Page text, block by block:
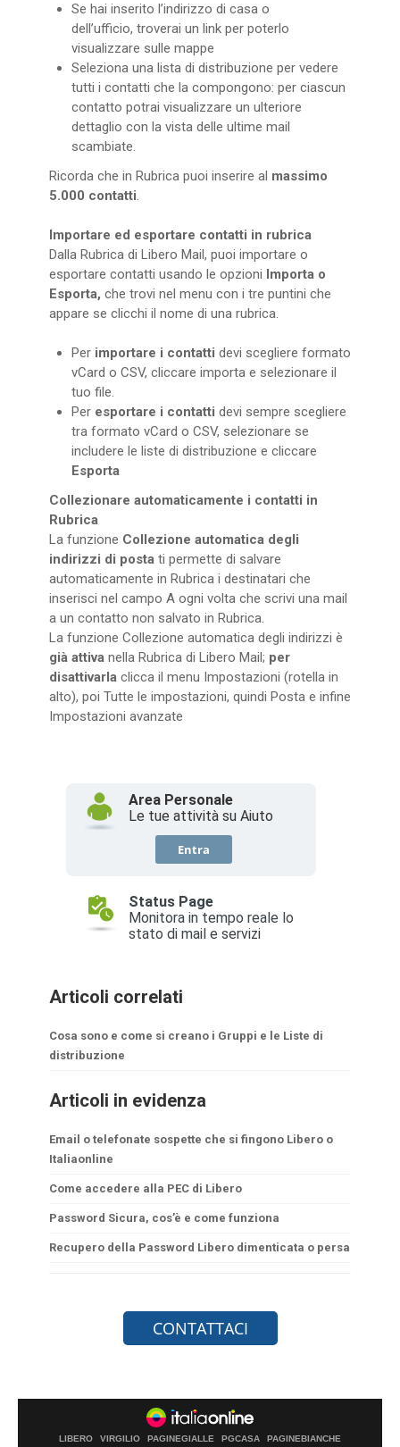
Se hai inserito l’indirizzo di casa o
dell’ufficio, troverai un link per poterlo
visualizzare sulle mappe
Seleziona una lista di distribuzione per vedere
tutti i contatti che la compongono: per ciascun
contatto potrai visualizzare un ulteriore
dettaglio con la vista delle ultime mail
scambiate.
Ricorda che in Rubrica puoi inserire al massimo
5.000 contatti.
Importare ed esportare contatti in rubrica
Dalla Rubrica di Libero Mail, puoi importare o
esportare contatti usando le opzioni Importa o
Esporta, che trovi nel menu con i tre puntini che
appare se clicchi il nome di una rubrica.
Per importare i contatti devi scegliere formato
vCard o CSV, cliccare importa e selezionare il
tuo file.
Per esportare i contatti devi sempre scegliere
tra formato vCard o CSV, selezionare se
includere le liste di distribuzione e cliccare
Esporta
Collezionare automaticamente i contatti in
Rubrica
La funzione Collezione automatica degli
indirizzi di posta ti permette di salvare
automaticamente in Rubrica i destinatari che
inserisci nel campo A ogni volta che scrivi una mail
a un contatto non salvato in Rubrica.
La funzione Collezione automatica degli indirizzi è
già attiva nella Rubrica di Libero Mail; per
disattivarla clicca il menu Impostazioni (rotella in
alto), poi Tutte le impostazioni, quindi Posta e infine
Impostazioni avanzate
Articoli correlati
Cosa sono e come si creano i Gruppi e le Liste di
distribuzione
Articoli in evidenza
Email o telefonate sospette che si fingono Libero o
Italiaonline
Come accedere alla PEC di Libero
Password Sicura, cos’è e come funziona
Recupero della Password Libero dimenticata o persa
LIBERO VIRGILIO PAGINEGIALLE PGCASA PAGINEBIANCHE